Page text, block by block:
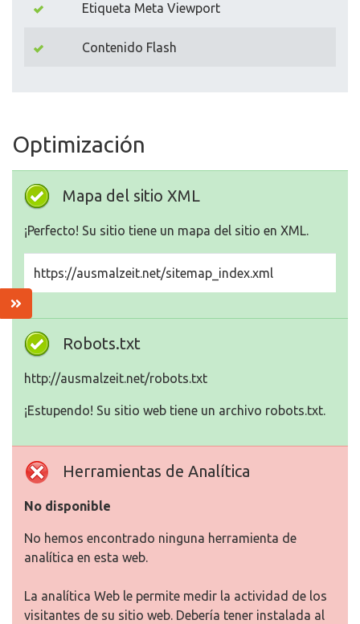
Etiqueta Meta Viewport
Contenido Flash
Optimización
Mapa del sitio XML
¡Perfecto! Su sitio tiene un mapa del sitio en XML.
https://ausmalzeit.net/sitemap_index.xml
Robots.txt
http://ausmalzeit.net/robots.txt
¡Estupendo! Su sitio web tiene un archivo robots.txt.
Herramientas de Analítica
No disponible
No hemos encontrado ninguna herramienta de
analítica en esta web.
La analítica Web le permite medir la actividad de los
visitantes de su sitio web. Debería tener instalada al